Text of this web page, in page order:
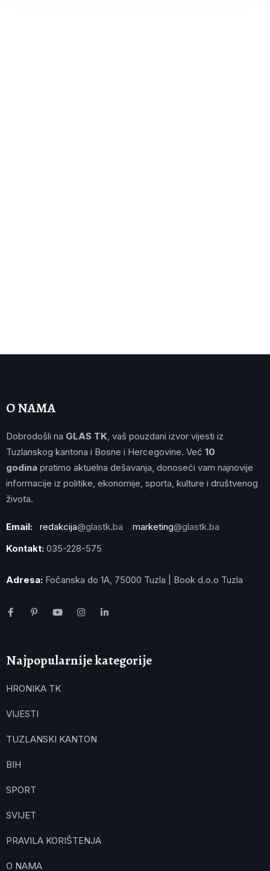
O NAMA
Dobrodošli na GLAS TK, vaš pouzdani izvor vijesti iz
Tuzlanskog kantona i Bosne i Hercegovine. Već 10
godina pratimo aktuelna dešavanja, donoseći vam najnovije
informacije iz politike, ekonomije, sporta, kulture i društvenog
života.
Email: redakcija@glastk.ba marketing@glastk.ba
Kontakt: 035-228-575
Adresa: Fočanska do 1A, 75000 Tuzla | Book d.o.o Tuzla
Najpopularnije kategorije
HRONIKA TK
VIJESTI
TUZLANSKI KANTON
BIH
SPORT
SVIJET
PRAVILA KORIŠTENJA
O NAMA